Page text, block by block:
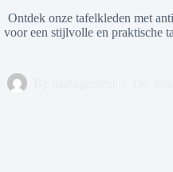
Ontdek onze tafelkleden met
voor een stijlvolle en praktische